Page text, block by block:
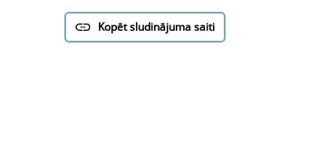
Kopēt sludinājuma saiti